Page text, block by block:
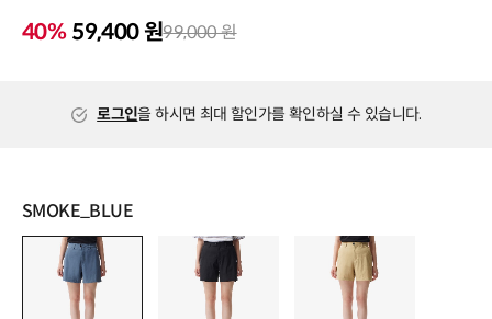
40% 59,400 원99,000 원
로그인을 하시면 최대 할인가를 확인하실 수 있습니다.
SMOKE_BLUE